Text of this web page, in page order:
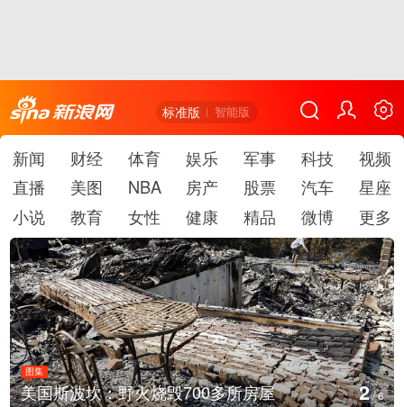
标准版 智能版
新闻 财经 体育 娱乐 军事 科技
视频
直播
美图 NBA 房产 股票 汽车
星座
小说
教育 女性 健康 精品 微博 更多
图集
美国斯波坎：野火烧毁700多所房屋 2/6